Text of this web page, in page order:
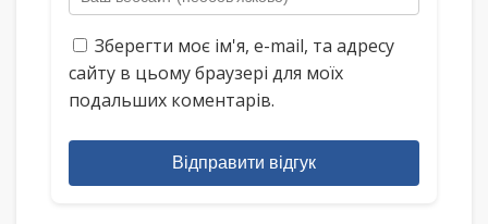
Зберегти моє ім'я, e-mail, та адресу
сайту в цьому браузері для моїх
подальших коментарів.
Відправити відгук